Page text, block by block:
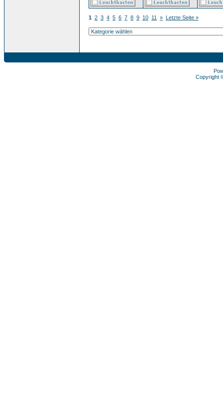
1 2 3 4 5 6 7 8 9 10 11 » Letzte Seite »
Copyright